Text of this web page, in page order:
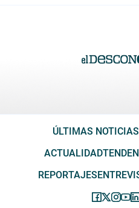
ÚLTIMAS NOTICIAS
ACTUALIDAD
REPORTAJES